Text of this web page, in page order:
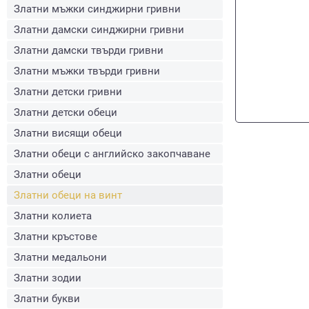
Златни мъжки синджирни гривни
Златни дамски синджирни гривни
Златни дамски твърди гривни
Златни мъжки твърди гривни
Златни детски гривни
Златни детски обеци
Златни висящи обеци
Златни обеци с английско закопчаване
Златни обеци
Златни обеци на винт
Златни колиета
Златни кръстове
Златни медальони
Златни зодии
Златни букви